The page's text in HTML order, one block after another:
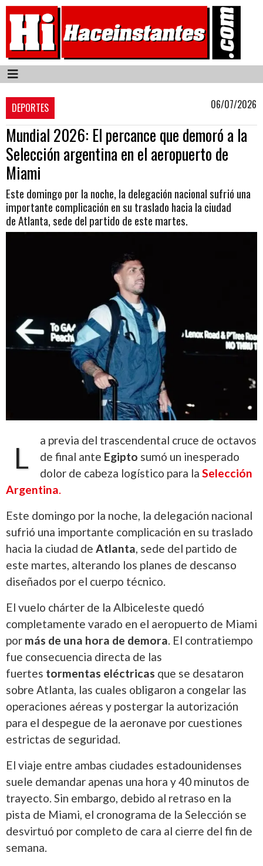
DEPORTES 06/07/2026
Mundial 2026: El percance que demoró a la
Selección argentina en el aeropuerto de
Miami
Este domingo por la noche, la delegación nacional sufrió una
importante complicación en su traslado hacia la ciudad
de Atlanta, sede del partido de este martes.
L
a previa del trascendental cruce de octavos
de final ante Egipto sumó un inesperado
dolor de cabeza logístico para la Selección
Argentina.
Este domingo por la noche, la delegación nacional
sufrió una importante complicación en su traslado
hacia la ciudad de Atlanta, sede del partido de
este martes, alterando los planes de descanso
diseñados por el cuerpo técnico.
El vuelo chárter de la Albiceleste quedó
completamente varado en el aeropuerto de Miami
por más de una hora de demora. El contratiempo
fue consecuencia directa de las
fuertes tormentas eléctricas que se desataron
sobre Atlanta, las cuales obligaron a congelar las
operaciones aéreas y postergar la autorización
para el despegue de la aeronave por cuestiones
estrictas de seguridad.
El viaje entre ambas ciudades estadounidenses
suele demandar apenas una hora y 40 minutos de
trayecto. Sin embargo, debido al retraso en la
pista de Miami, el cronograma de la Selección se
desvirtuó por completo de cara al cierre del fin de
semana.